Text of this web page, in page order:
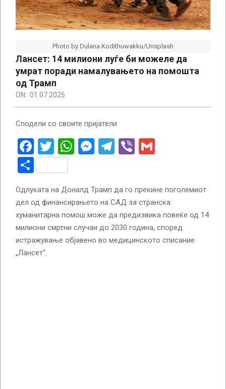
Photo by Dulana Kodithuwakku/Unsplash
Лансет: 14 милиони луѓе би можеле да
умрат поради намалувањето на помошта
од Трамп
ON: 01.07.2025
Сподели со своите пријатели
Facebook
Twitter
WhatsApp
Messenger
Telegram
Viber
Share
Одлуката на Доналд Трамп да го прекине поголемиот
дел од финансирањето на САД за странска
хуманитарна помош може да предизвика повеќе од 14
милиони смртни случаи до 2030 година, според
истражување објавено во медицинското списание
„Лансет“.